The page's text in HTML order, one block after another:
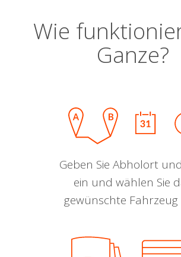
Wie
Ganze?
Geben Sie Abholort
ein und wählen Sie
gewünschte Fahrzeug